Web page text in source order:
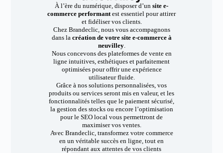
À l’ère du numérique, disposer d’un site e-
commerce performantest essentiel pour attirer
et fidéliser vos clients.
Chez Brandeclic, nous vous accompagnons
dans la création de votre site e-commerce à
neuvilley.
Nous concevons des plateformes de vente en
ligne intuitives, esthétiques et parfaitement
optimisées pour offrir une expérience
utilisateur fluide.
Grâce à nos solutions personnalisées, vos
produits ou services seront mis en valeur, et les
fonctionnalités telles que le paiement sécurisé,
la gestion des stocks ou encore l’optimisation
pour le SEO local vous permettront de
maximiser vos ventes.
Avec Brandeclic, transformez votre commerce
en un véritable succès en ligne, tout en
répondant aux attentes de vos clients